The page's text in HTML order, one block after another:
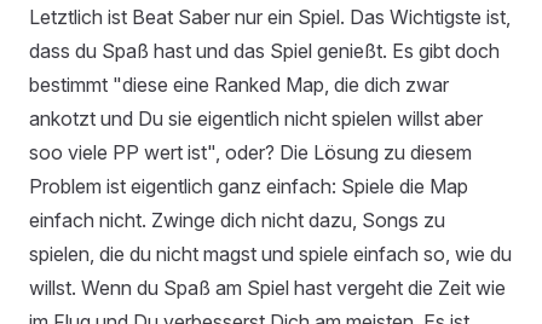
Letztlich ist Beat Saber nur ein Spiel. Das Wichtigste ist,
dass du Spaß hast und das Spiel genießt. Es gibt doch
bestimmt "diese eine Ranked Map, die dich zwar
ankotzt und Du sie eigentlich nicht spielen willst aber
soo viele PP wert ist", oder? Die Lösung zu diesem
Problem ist eigentlich ganz einfach: Spiele die Map
einfach nicht. Zwinge dich nicht dazu, Songs zu
spielen, die du nicht magst und spiele einfach so, wie du
willst. Wenn du Spaß am Spiel hast vergeht die Zeit wie